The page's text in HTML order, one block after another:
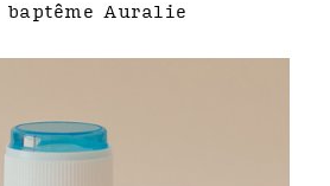
Auralie